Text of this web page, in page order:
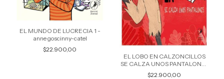
EL MUNDO DE LUCRECIA 1 -
anne goscinny-catel
$22.900,00
EL LOBO EN CALZONCILLOS
SE CALZA UNOS PANTALONES
- wilfrid lupano
$22.900,00